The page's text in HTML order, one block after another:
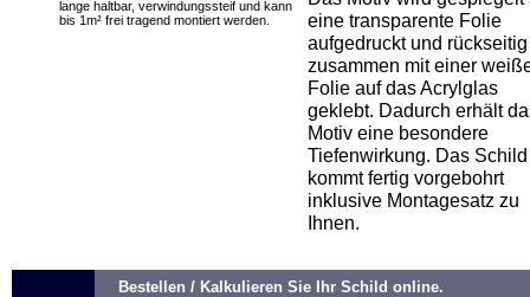
lange haltbar, verwindungssteif und kann
bis 1m² frei tragend montiert werden.
eine transparente Folie
aufgedruckt und rückseitig
zusammen mit einer
Folie auf das Acrylglas
geklebt. Dadurch erhält
Motiv eine besondere
Tiefenwirkung. Das Schild
kommt fertig vorgebohrt
inklusive Montagesatz zu
Ihnen.
Bestellen / Kalkulieren Sie Ihr Schild online.